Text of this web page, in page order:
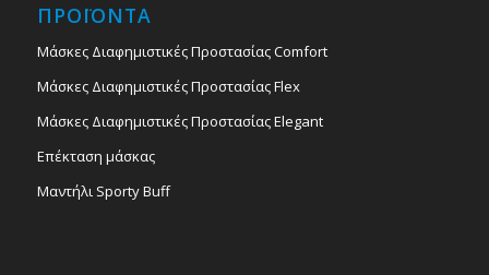
ΠΡΟΪΟΝΤΑ
Μάσκες Διαφημιστικές Προστασίας Comfort
Μάσκες Διαφημιστικές Προστασίας Flex
Μάσκες Διαφημιστικές Προστασίας Elegant
Επέκταση μάσκας
Μαντήλι Sporty Buff